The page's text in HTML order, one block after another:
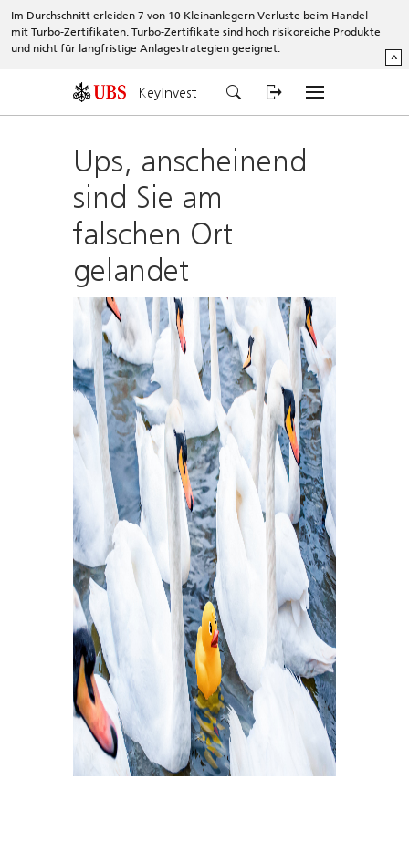
Im Durchschnitt erleiden 7 von 10 Kleinanlegern Verluste beim Handel
mit Turbo-Zertifikaten. Turbo-Zertifikate sind hoch risikoreiche Produkte
und nicht für langfristige Anlagestrategien geeignet.
^
KeyInvest
Ups, anscheinend
sind Sie am
falschen Ort
gelandet